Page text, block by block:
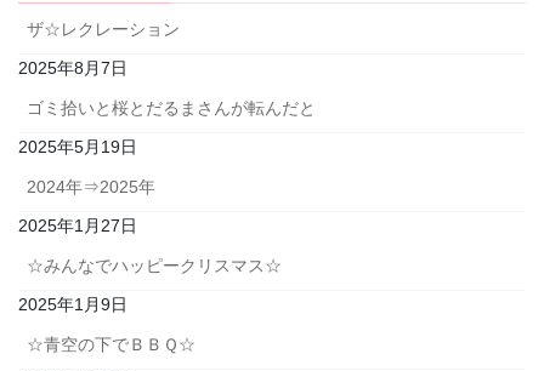
ザ☆レクレーション
2025年8月7日
ゴミ拾いと桜とだるまさんが転んだと
2025年5月19日
2024年⇒2025年
2025年1月27日
☆みんなでハッピークリスマス☆
2025年1月9日
☆青空の下でＢＢＱ☆